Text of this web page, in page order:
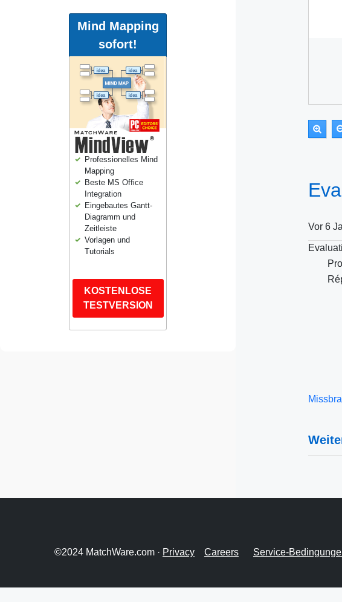
Mind Mapping
sofort!
Professionelles Mind
Mapping
Beste MS Office
Integration
Eingebautes Gantt-
Diagramm und
Zeitleiste
Vorlagen und
Tutorials
KOSTENLOSE
TESTVERSION
Vor 6
©2024 MatchWare.com · Privacy Careers Service-